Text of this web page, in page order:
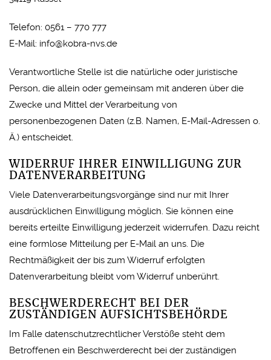
Telefon: 0561 – 770 777
E-Mail: info@kobra-nvs.de
Verantwortliche Stelle ist die natürliche oder juristische
Person, die allein oder gemeinsam mit anderen über die
Zwecke und Mittel der Verarbeitung von
personenbezogenen Daten (z.B. Namen, E-Mail-Adressen o.
Ä.) entscheidet.
WIDERRUF IHRER EINWILLIGUNG ZUR
DATENVERARBEITUNG
Viele Datenverarbeitungsvorgänge sind nur mit Ihrer
ausdrücklichen Einwilligung möglich. Sie können eine
bereits erteilte Einwilligung jederzeit widerrufen. Dazu reicht
eine formlose Mitteilung per E-Mail an uns. Die
Rechtmäßigkeit der bis zum Widerruf erfolgten
Datenverarbeitung bleibt vom Widerruf unberührt.
BESCHWERDERECHT BEI DER
ZUSTÄNDIGEN AUFSICHTSBEHÖRDE
Im Falle datenschutzrechtlicher Verstöße steht dem
Betroffenen ein Beschwerderecht bei der zuständigen